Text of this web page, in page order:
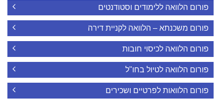
פורום הלוואה ללימודים וסטודנטים
פורום משכנתא – הלוואה לקניית דירה
פורום הלוואה לכיסוי חובות
פורום הלוואה לטיול בחו"ל
פורום הלוואות לפרטיים ושכירים